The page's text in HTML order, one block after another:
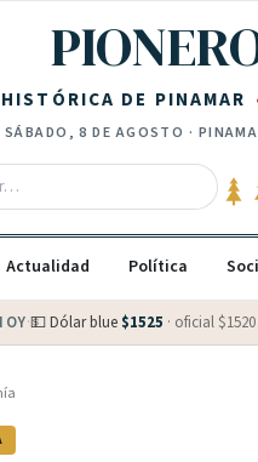
DE PINAMAR
SÁBADO, 8 DE AGOSTO ·
Actualidad Política
·💵 Dólar blue $1525 · oficial $1520